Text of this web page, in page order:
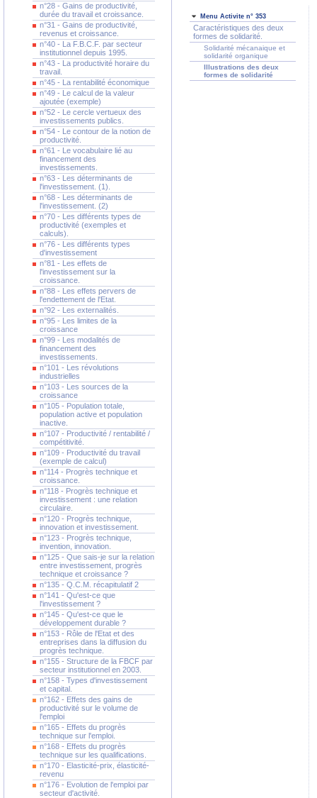
n°28 - Gains de productivité,
durée du travail et croissance.
n°31 - Gains de productivité,
revenus et croissance.
n°40 - La F.B.C.F. par secteur
institutionnel depuis 1995.
n°43 - La productivité horaire du
travail.
n°45 - La rentabilité économique
n°49 - Le calcul de la valeur
ajoutée (exemple)
n°52 - Le cercle vertueux des
investissements publics.
n°54 - Le contour de la notion de
productivité.
n°61 - Le vocabulaire lié au
financement des
investissements.
n°63 - Les déterminants de
l'investissement. (1).
n°68 - Les déterminants de
l'investissement. (2)
n°70 - Les différents types de
productivité (exemples et
calculs).
n°76 - Les différents types
d'investissement
n°81 - Les effets de
l'investissement sur la
croissance.
n°88 - Les effets pervers de
l'endettement de l'Etat.
n°92 - Les externalités.
n°95 - Les limites de la
croissance
n°99 - Les modalités de
financement des
investissements.
n°101 - Les révolutions
industrielles
n°103 - Les sources de la
croissance
n°105 - Population totale,
population active et population
inactive.
n°107 - Productivité / rentabilité /
compétitivité.
n°109 - Productivité du travail
(exemple de calcul)
n°114 - Progrès technique et
croissance.
n°118 - Progrès technique et
investissement : une relation
circulaire.
n°120 - Progrès technique,
innovation et investissement.
n°123 - Progrès technique,
invention, innovation.
n°125 - Que sais-je sur la relation
entre investissement, progrès
technique et croissance ?
n°135 - Q.C.M. récapitulatif 2
n°141 - Qu'est-ce que
l'investissement ?
n°145 - Qu'est-ce que le
développement durable ?
n°153 - Rôle de l'Etat et des
entreprises dans la diffusion du
progrès technique.
n°155 - Structure de la FBCF par
secteur institutionnel en 2003.
n°158 - Types d'investissement
et capital.
n°162 - Effets des gains de
productivité sur le volume de
l'emploi
n°165 - Effets du progrès
technique sur l'emploi.
n°168 - Effets du progrès
technique sur les qualifications.
n°170 - Elasticité-prix, élasticité-
revenu
n°176 - Evolution de l'emploi par
secteur d'activité.
Menu Activite n° 353
Caractéristiques des deux
formes de solidarité.
Solidarité mécanaique et
solidarité organique
Illustrations des deux
formes de solidarité